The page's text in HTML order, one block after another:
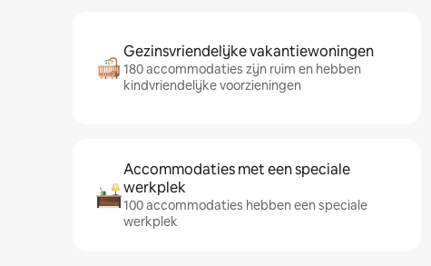
Gezinsvriendelijke vakantiewoningen
180 accommodaties zijn ruim en hebben
kindvriendelijke voorzieningen
Accommodaties met een speciale
werkplek
100 accommodaties hebben een speciale
werkplek